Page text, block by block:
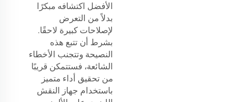
الأفضل اكتشافه مبكرًا
بدلاً من التعرض
لإصلاحات كبيرة لاحقًا.
بشرط أن تتبع هذه
النصيحة وتتجنب الأخطاء
الشائعة، فستتمكن قريبًا
من تحقيق أداء متميز
باستخدام جهاز النقش